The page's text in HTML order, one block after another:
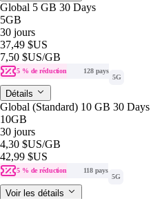
Global 5 GB 30 Days
5GB
30 jours
37,49 $US
7,50 $US/GB
5 % de réduction
128 pays
5G
Détails
Global (Standard) 10 GB 30 Days
10GB
30 jours
4,30 $US/GB
42,99 $US
5 % de réduction
118 pays
5G
Voir les détails